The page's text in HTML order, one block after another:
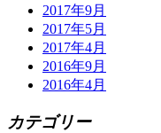
2017年9月
2017年5月
2017年4月
2016年9月
2016年4月
カテゴリー